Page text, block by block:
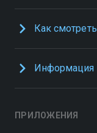
Как смотреть
Информация
ПРИЛОЖЕНИЯ